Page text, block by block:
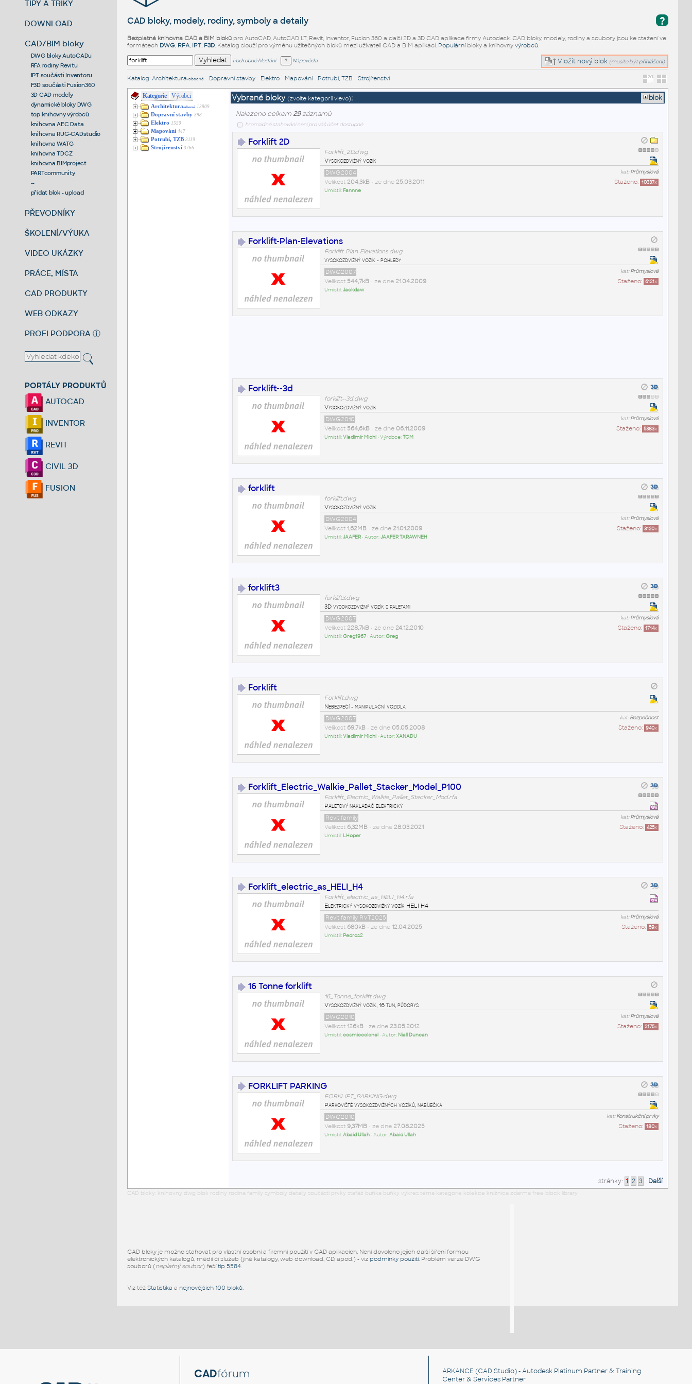
TIPY A TRIKY
DOWNLOAD
CAD/BIM bloky
DWG bloky AutoCADu
RFA rodiny Revitu
IPT součásti Inventoru
F3D součásti Fusion360
3D CAD modely
dynamické bloky DWG
top knihovny výrobců
knihovna AEC Data
knihovna RUG-CADstudio
knihovna WATG
knihovna TDCZ
knihovna BIMproject
PARTcommunity
--
přidat blok - upload
PŘEVODNÍKY
ŠKOLENÍ/VÝUKA
VIDEO UKÁZKY
PRÁCE, MÍSTA
CAD PRODUKTY
WEB ODKAZY
PROFI PODPORA ⓘ
PORTÁLY PRODUKTŮ
AUTOCAD
INVENTOR
REVIT
CIVIL 3D
FUSION
?
CAD bloky, modely, rodiny, symboly a detaily
Bezplatná knihovna CAD a BIM blokůpro AutoCAD, AutoCAD LT, Revit, Inventor, Fusion 360 a další 2D a 3D CAD aplikace firmy Autodesk. CAD bloky, modely, rodiny a soubory jsou ke stažení ve
formátech DWG, RFA, IPT, F3D. Katalog slouží pro výměnu užitečných bloků mezi uživateli CAD a BIM aplikací. Populárníbloky a knihovny výrobců.
Vložit nový blok (musíte být přihlášeni)
Podrobné hledání Nápověda
Katalog: Architektura /obecné• Dopravní stavby• Elektro• Mapování• Potrubí, TZB • Strojírenství
Kategorie Výrobci
Architektura/obecné 13909
Dopravní stavby 398
Elektro 1550
Mapování 447
Potrubí, TZB 3119
Strojírenství 3766
Vybrané bloky (zvolte kategorii vlevo):
blok
Nalezeno celkem 29záznamů
hromadné stahování není pro váš účet dostupné
Forklift 2D
Forklift_2D.dwg
Vysokozdvižný vozík
kat:Průmyslová
DWG2004
Staženo: 10337x
Velikost 204,3kB• ze dne 25.03.2011
Umístil: Fannne
Forklift-Plan-Elevations
Forklift-Plan-Elevations.dwg
vysokozdvižný vozík - pohledy
kat:Průmyslová
DWG2007
Staženo: 6121x
Velikost 544,7kB• ze dne 21.04.2009
Umístil:Jackdaw
Forklift--3d
forklift--3d.dwg
Vysokozdvižný vozík
kat:Průmyslová
DWG2010
Staženo: 5383x
Velikost 564,6kB• ze dne 06.11.2009
Umístil:Vladimír Michl• Výrobce:TCM
forklift
forklift.dwg
Vysokozdvižný vozík
kat:Průmyslová
DWG2004
Staženo: 3120x
Velikost 1,62MB• ze dne 21.01.2009
Umístil:JAAFER• Autor:JAAFER TARAWNEH
forklift3
forklift3.dwg
3D vysokozdvižný vozík s paletami
kat:Průmyslová
DWG2007
Staženo: 1714x
Velikost 228,7kB• ze dne 24.12.2010
Umístil:Greg1967• Autor:Greg
Forklift
Forklift.dwg
Nebezpečí - manipulační vozidla
kat:Bezpečnost
DWG2007
Staženo: 940x
Velikost 69,7kB• ze dne 05.05.2008
Umístil:Vladimír Michl• Autor:XANADU
Forklift_Electric_Walkie_Pallet_Stacker_Model_P100
Forklift_Electric_Walkie_Pallet_Stacker_Mod.rfa
Paletový nakladač elektrický
kat:Průmyslová
Revit family
Staženo: 425x
Velikost 6,32MB• ze dne 28.03.2021
Umístil: LHoper
Forklift_electric_as_HELI_H4
Forklift_electric_as_HELI_H4.rfa
Elektrický vysokozdvižný vozík HELI H4
kat:Průmyslová
Revit family RVT2025
Staženo: 59x
Velikost 680kB• ze dne 12.04.2025
Umístil: Pedros2
16 Tonne forklift
16_Tonne_forklift.dwg
Vysokozdvižný vozík, 16 tun, půdorys
kat:Průmyslová
DWG2010
Staženo: 2175x
Velikost 126kB• ze dne 23.05.2012
Umístil:cosmiccolonel• Autor: Niall Duncan
FORKLIFT PARKING
FORKLIFT_PARKING.dwg
Parkoviště vysokozdvižných vozíků, nabíječka
kat:Konstrukční prvky
DWG2010
Staženo: 180x
Velikost 9,37MB• ze dne 27.08.2025
Umístil:Abaid Ullah• Autor:Abaid Ullah
stránky: 1 2 3 Další
CAD bloky: knihovny dwg blok rodiny rodina family symboly detaily součásti prvky stafáž buňka buňky výkres téma kategorie kolekce knižnica zdarma free block library
CAD bloky je možno stahovat pro vlastní osobní a firemní použití v CAD aplikacích. Není dovoleno jejich další šíření formou
elektronických katalogů, médií či služeb (jiné katalogy, web download, CD, apod.) - viz podmínky použití. Problém verze DWG
souborů (neplatný soubor) řešítip 5584.
Viz též Statistika a nejnovějších 100 bloků.
CADfórum ARKANCE (CAD Studio) - Autodesk Platinum Partner & Training
Center & Services Partner